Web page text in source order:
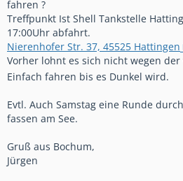
fahren ?
Treffpunkt Ist Shell Tankstelle
17:00Uhr abfahrt.
Nierenhofer Str. 37, 45525 Hattingen
Vorher lohnt es sich nicht wegen
Einfach fahren bis es Dunkel wird.
Evtl. Auch Samstag eine Runde
fassen am See.
Gruß aus Bochum,
Jürgen